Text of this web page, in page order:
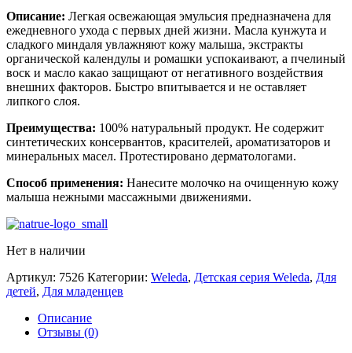
Описание: Легкая освежающая эмульсия предназначена для
ежедневного ухода с первых дней жизни. Масла кунжута и
сладкого миндаля увлажняют кожу малыша, экстракты
органической календулы и ромашки успокаивают, а пчелиный
воск и масло какао защищают от негативного воздействия
внешних факторов. Быстро впитывается и не оставляет
липкого слоя.
Преимущества: 100% натуральный продукт. Не содержит
синтетических консервантов, красителей, ароматизаторов и
минеральных масел. Протестировано дерматологами.
Способ применения: Нанесите молочко на очищенную кожу
малыша нежными массажными движениями.
Нет в наличии
Артикул: 7526 Категории: Weleda, Детская серия Weleda, Для
детей, Для младенцев
Описание
Отзывы (0)